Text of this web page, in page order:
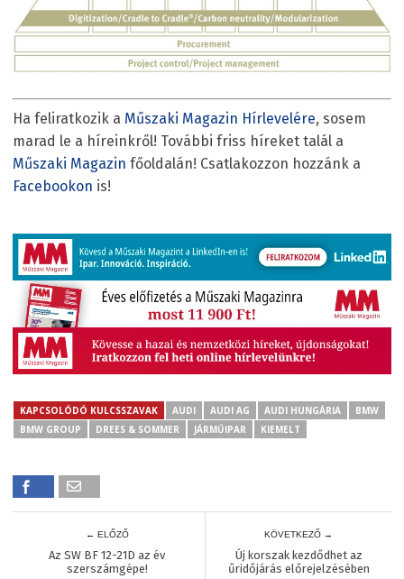
Ha feliratkozik a Műszaki Magazin Hírlevelére, sosem
marad le a híreinkről! További friss híreket talál a
Műszaki Magazin főoldalán! Csatlakozzon hozzánk a
Facebookon is!
KAPCSOLÓDÓ KULCSSZAVAK AUDI AUDI AG AUDI HUNGÁRIA
BMW
BMW GROUP
DREES & SOMMER JÁRMŰIPAR KIEMELT
← ELŐZŐ
Az SW BF 12-21D az év
szerszámgépe!
KÖVETKEZŐ →
Új korszak kezdődhet az
űridőjárás előrejelzésében